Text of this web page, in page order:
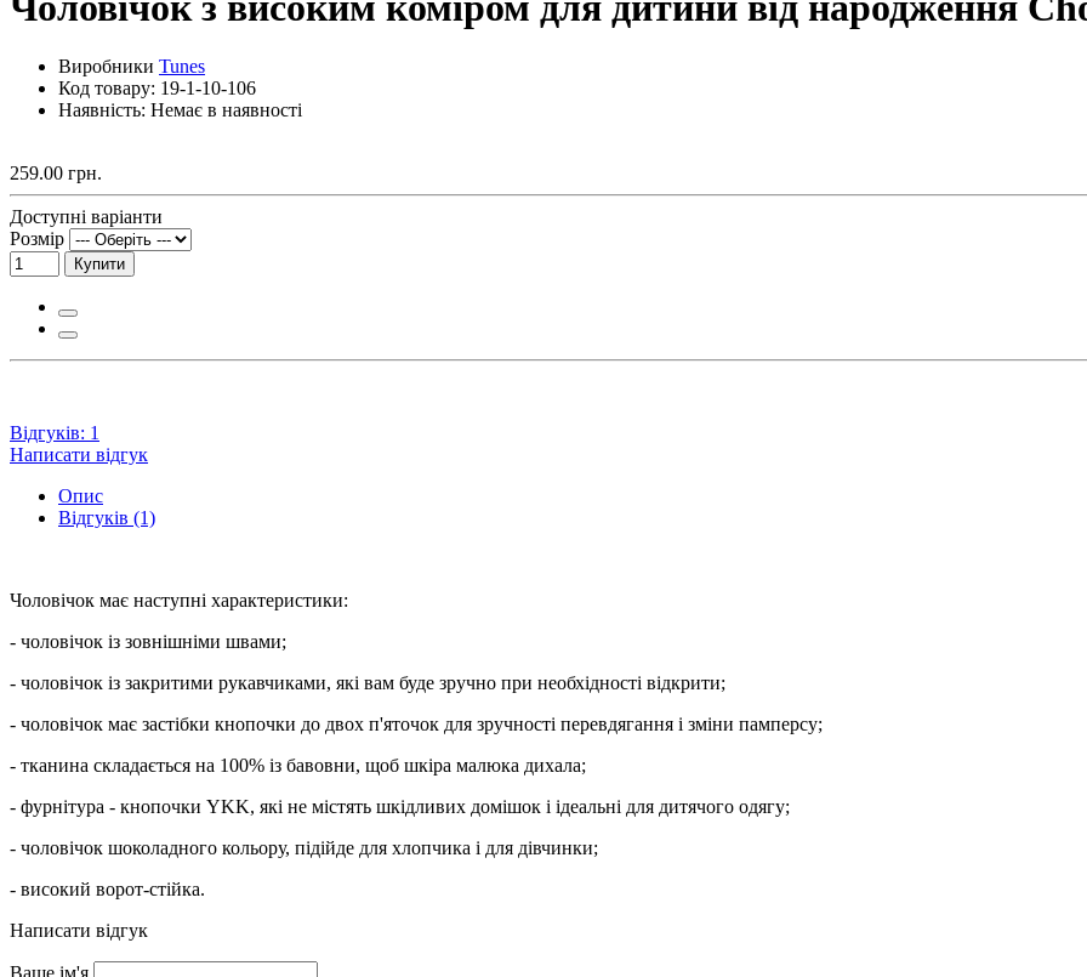
Виробники Tunes
Код товару: 19-1-10-106
Наявність: Немає в наявності
259.00 грн.
Доступні варіанти
Розмір
Купити
Відгуків: 1
Написати відгук
Опис
Відгуків (1)
Чоловічок має наступні характеристики:
- чоловічок із зовнішніми швами;
- чоловічок із закритими рукавчиками, які вам буде зручно при необхідності відкрити;
- чоловічок має застібки кнопочки до двох п'яточок для зручності перевдягання і зміни памперсу;
- тканина складається на 100% із бавовни, щоб шкіра малюка дихала;
- фурнітура - кнопочки YKK, які не містять шкідливих домішок і ідеальні для дитячого одягу;
- чоловічок шоколадного кольору, підійде для хлопчика і для дівчинки;
- високий ворот-стійка.
Написати відгук